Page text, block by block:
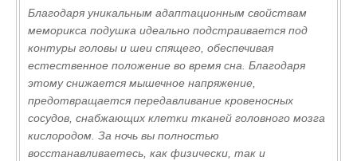
Благодаря уникальным адаптационным свойствам
меморикса подушка идеально подстраивается под
контуры головы и шеи спящего, обеспечивая
естественное положение во время сна. Благодаря
этому снижается мышечное напряжение,
предотвращается передавливание кровеносных
сосудов, снабжающих клетки тканей головного мозга
кислородом. За ночь вы полностью
восстанавливаетесь, как физически, так и